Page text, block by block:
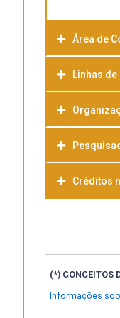
Área de
Linhas
Créditos
(*) CONCEITOS
Informações